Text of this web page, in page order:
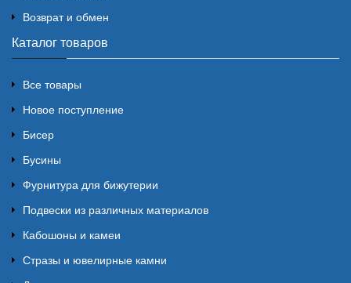
Возврат и обмен
Каталог товаров
Все товары
Новое поступление
Бисер
Бусины
Фурнитура для бижутерии
Подвески из различных материалов
Кабошоны и камеи
Стразы и ювелирные камни